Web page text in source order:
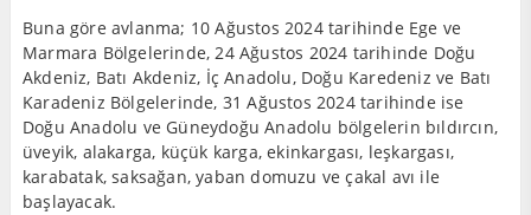
Buna göre avlanma; 10 Ağustos 2024 tarihinde Ege ve
Marmara Bölgelerinde, 24 Ağustos 2024 tarihinde Doğu
Akdeniz, Batı Akdeniz, İç Anadolu, Doğu Karedeniz ve Batı
Karadeniz Bölgelerinde, 31 Ağustos 2024 tarihinde ise
Doğu Anadolu ve Güneydoğu Anadolu bölgelerin bıldırcın,
üveyik, alakarga, küçük karga, ekinkargası, leşkargası,
karabatak, saksağan, yaban domuzu ve çakal avı ile
başlayacak.